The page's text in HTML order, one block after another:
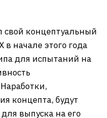
свой концептуальный
в начале этого года
для испытаний на
концепта, будут
выпуска на его